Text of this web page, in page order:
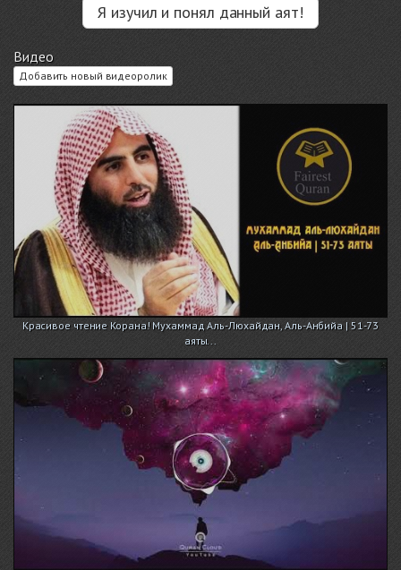
Я изучил и понял данный аят!
Видео
Добавить новый видеоролик
Красивое чтение Корана! Мухаммад Аль-Люхайдан, Аль-Анбийа | 51-73
аяты...